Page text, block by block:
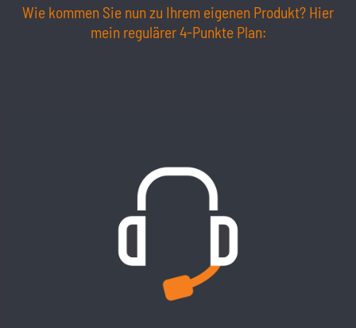
Wie kommen Sie nun zu Ihrem eigenen Produkt? Hier
mein regulärer 4-Punkte Plan: